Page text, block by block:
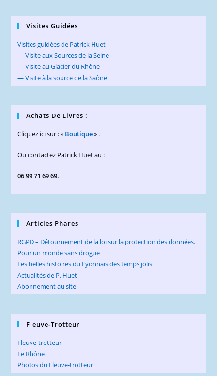
Visites Guidées
Visites guidées de Patrick Huet
— Visite aux Sources de la Seine
— Visite au Glacier du Rhône
— Visite à la source de la Saône
Achats De Livres :
Cliquez ici sur : « Boutique» .
Ou contactez Patrick Huet au :
06 99 71 69 69.
Articles Phares
RGPD – Détournement de la loi sur la protection des données.
Pour un monde sans drogue
Les belles histoires du Lyonnais des temps jolis
Actualités de P. Huet
Abonnement au site
Fleuve-Trotteur
Fleuve-trotteur
Le Rhône
Photos du Fleuve-trotteur